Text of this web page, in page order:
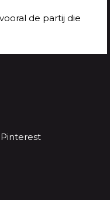
de partij die
Pinterest